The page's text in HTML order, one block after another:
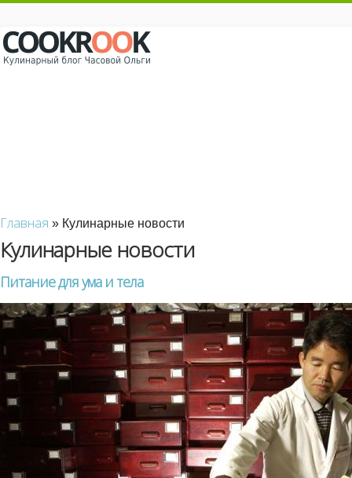
Главная » Кулинарные новости
Кулинарные новости
Питание для ума и тела